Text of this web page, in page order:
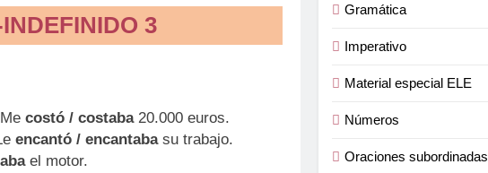
3
costó / costaba20.000 euros.
encantó / encantabasu trabajo.
el motor.
Gramática
Imperativo
Material especial ELE
Números
Oraciones subordinadas